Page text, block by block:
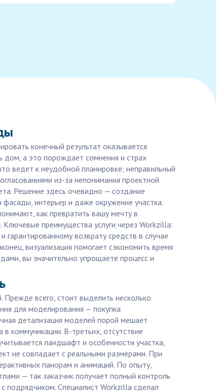
конечный результат оказывается
дом, а это порождает сомнения и страх
ведет к неудобной планировке; неправильный
из-за непонимания проектной
Решение здесь очевидно — создание
интерьер и даже окружение участка.
как превратить вашу мечту в
преимущества услуги через Workzilla:
возврату средств в случае
визуализация помогает сэкономить время
вы значительно упрощаете процесс и
всего, стоит выделить несколько
для моделирования — покупка
детализация моделей порой мешает
коммуникации. В-третьих, отсутствие
ландшафт и особенности участка,
не совпадает с реальными размерами. При
панорам и анимаций. По опыту,
— так заказчик получает полный контроль
подрядчиком. Специалист Workzilla сделал